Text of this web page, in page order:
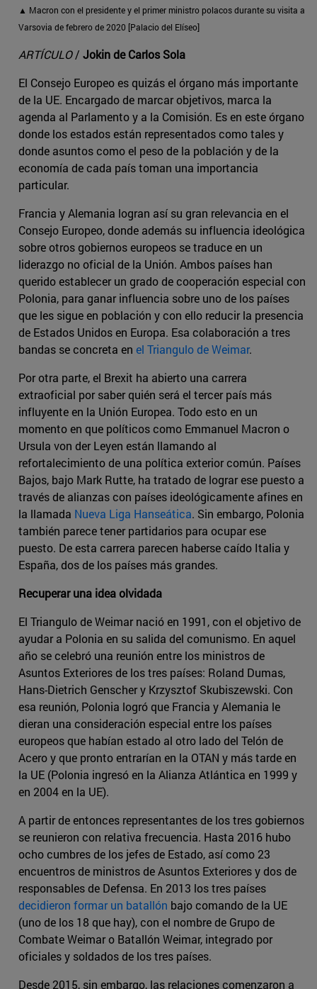
▲ Macron con el presidente y el primer ministro polacos durante su visita a
Varsovia de febrero de 2020 [Palacio del Elíseo]
ARTÍCULO/ Jokin de Carlos Sola
El Consejo Europeo es quizás el órgano más importante
de la UE. Encargado de marcar objetivos, marca la
agenda al Parlamento y a la Comisión. Es en este órgano
donde los estados están representados como tales y
donde asuntos como el peso de la población y de la
economía de cada país toman una importancia
particular.
Francia y Alemania logran así su gran relevancia en el
Consejo Europeo, donde además su influencia ideológica
sobre otros gobiernos europeos se traduce en un
liderazgo no oficial de la Unión. Ambos países han
querido establecer un grado de cooperación especial con
Polonia, para ganar influencia sobre uno de los países
que les sigue en población y con ello reducir la presencia
de Estados Unidos en Europa. Esa colaboración a tres
bandas se concreta en el Triangulo de Weimar.
Por otra parte, el Brexit ha abierto una carrera
extraoficial por saber quién será el tercer país más
influyente en la Unión Europea. Todo esto en un
momento en que políticos como Emmanuel Macron o
Ursula von der Leyen están llamando al
refortalecimiento de una política exterior común. Países
Bajos, bajo Mark Rutte, ha tratado de lograr ese puesto a
través de alianzas con países ideológicamente afines en
la llamada Nueva Liga Hanseática. Sin embargo, Polonia
también parece tener partidarios para ocupar ese
puesto. De esta carrera parecen haberse caído Italia y
España, dos de los países más grandes.
Recuperar una idea olvidada
El Triangulo de Weimar nació en 1991, con el objetivo de
ayudar a Polonia en su salida del comunismo. En aquel
año se celebró una reunión entre los ministros de
Asuntos Exteriores de los tres países: Roland Dumas,
Hans-Dietrich Genscher y Krzysztof Skubiszewski. Con
esa reunión, Polonia logró que Francia y Alemania le
dieran una consideración especial entre los países
europeos que habían estado al otro lado del Telón de
Acero y que pronto entrarían en la OTAN y más tarde en
la UE (Polonia ingresó en la Alianza Atlántica en 1999 y
en 2004 en la UE).
A partir de entonces representantes de los tres gobiernos
se reunieron con relativa frecuencia. Hasta 2016 hubo
ocho cumbres de los jefes de Estado, así como 23
encuentros de ministros de Asuntos Exteriores y dos de
responsables de Defensa. En 2013 los tres países
decidieron formar un batallón bajo comando de la UE
(uno de los 18 que hay), con el nombre de Grupo de
Combate Weimar o Batallón Weimar, integrado por
oficiales y soldados de los tres países.
Desde 2015, sin embargo, las relaciones comenzaron a